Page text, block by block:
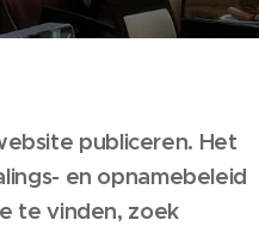
publiceren. Het
en opnamebeleid
te vinden, zoek